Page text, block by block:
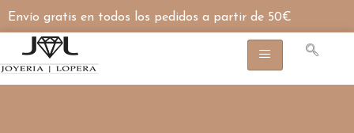
Envío gratis en todos los pedidos a partir de 50€